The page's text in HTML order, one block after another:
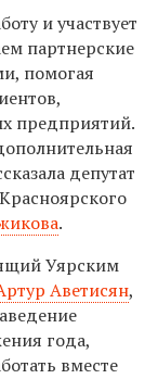
и участвует
партнерские
помогая
предприятий.
депутат
.
Уярским
Аветисян,
года,
вместе